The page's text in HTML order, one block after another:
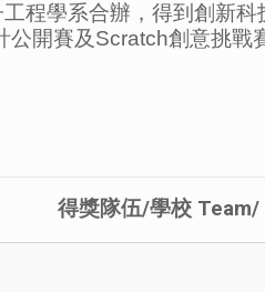
程學系合辦，得到創新
開賽及Scratch創意挑戰
得獎隊伍/學校 Team/